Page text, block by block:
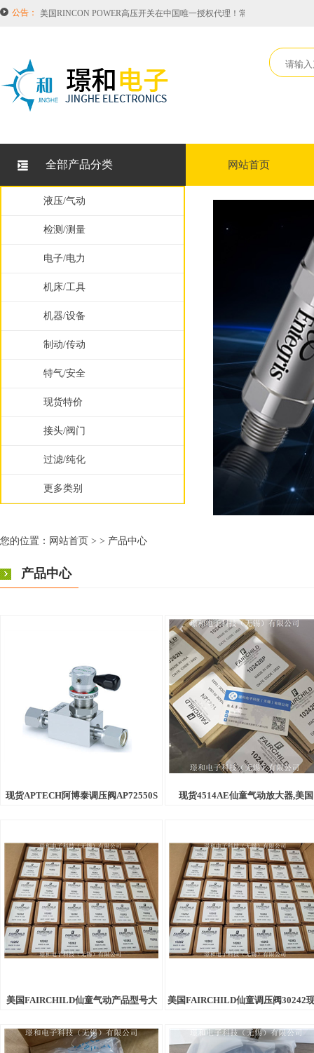
公告： 美国RINCON POWER高压开关在中国唯一授权代理！常备库存
恭喜璟和电子科技（无锡）有限公司成为意大利Brevetti 布莱围世拖链项
因中美贸易战美国PARKER品牌接连涨价！综合涨价至18.5%！
关于LUX旋转接头TWA-10的型号说明
美国RINCON POWER高压开关在中国唯一授权代理！常备库存
恭喜璟和电子科技（无锡）有限公司成为意大利Brevetti 布莱围世拖链项
因中美贸易战美国PARKER品牌接连涨价！综合涨价至18.5%！
全部产品分类 网站首页
液压/气动
检测/测量
电子/电力
机床/工具
机器/设备
制动/传动
特气/安全
现货特价
接头/阀门
过滤/纯化
更多类别
您的位置： 网站首页 > > 产品中心
产品中心
现货APTECH阿博泰调压阀AP72550S
现货4514AE仙童气动放大器,美国
美国FAIRCHILD仙童气动产品型号大
美国FAIRCHILD仙童调压阀30242